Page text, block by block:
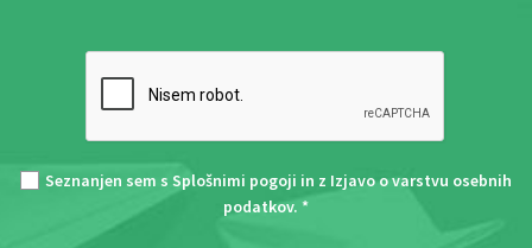
Seznanjen sem s Splošnimi pogoji in z Izjavo o varstvu osebnih
podatkov. *